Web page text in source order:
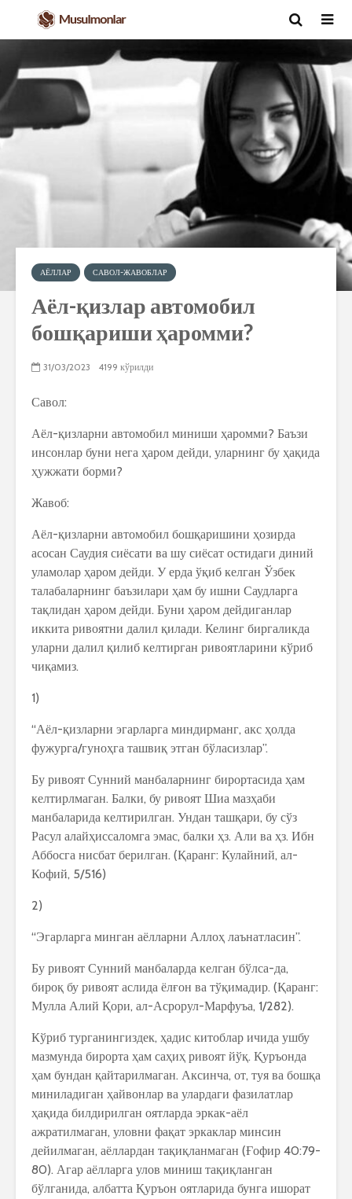
АЁЛЛАР САВОЛ-ЖАВОБЛАР
Аёл-қизлар автомобил
бошқариши ҳаромми?
31/03/2023 4199 кўрилди
Савол:
Аёл-қизларни автомобил миниши ҳаромми? Баъзи
инсонлар буни нега ҳаром дейди, уларнинг бу ҳақида
ҳужжати борми?
Жавоб:
Аёл-қизларни автомобил бошқаришини ҳозирда
асосан Саудия сиёсати ва шу сиёсат остидаги диний
уламолар ҳаром дейди. У ерда ўқиб келган Ўзбек
талабаларнинг баъзилари ҳам бу ишни Саудларга
тақлидан ҳаром дейди. Буни ҳаром дейдиганлар
иккита ривоятни далил қилади. Келинг биргаликда
уларни далил қилиб келтирган ривоятларини кўриб
чиқамиз.
1)
“Аёл-қизларни эгарларга миндирманг, акс ҳолда
фужурга/гуноҳга ташвиқ этган бўласизлар”.
Бу ривоят Сунний манбаларнинг бирортасида ҳам
келтирлмаган. Балки, бу ривоят Шиа мазҳаби
манбаларида келтирилган. Ундан ташқари, бу сўз
Расул алайҳиссаломга эмас, балки ҳз. Али ва ҳз. Ибн
Аббосга нисбат берилган. (Қаранг: Кулайний, ал-
Кофий, 5/516)
2)
“Эгарларга минган аёлларни Аллоҳ лаънатласин”.
Бу ривоят Сунний манбаларда келган бўлса-да,
бироқ бу ривоят аслида ёлғон ва тўқимадир. (Қаранг:
Мулла Алий Қори, ал-Асрорул-Марфуъа, 1/282).
Кўриб турганингиздек, ҳадис китоблар ичида ушбу
мазмунда бирорта ҳам саҳиҳ ривоят йўқ. Қуръонда
ҳам бундан қайтарилмаган. Аксинча, от, туя ва бошқа
миниладиган ҳайвонлар ва улардаги фазилатлар
ҳақида билдирилган оятларда эркак-аёл
ажратилмаган, уловни фақат эркаклар минсин
дейилмаган, аёллардан тақиқланмаган (Ғофир 40:79-
80). Агар аёлларга улов миниш тақиқланган
бўлганида, албатта Қуръон оятларида бунга ишорат